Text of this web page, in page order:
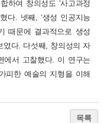
하여 창의성도 ‘사고과정
다. 넷째, ‘생성 인공지능
때문에 결과적으로 생성
였다. 다섯째, 창의성의 자
에서 고찰했다. 이 연구는
피한 예술의 지형을 이해
목록